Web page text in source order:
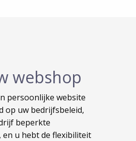
webshop
persoonlijke website
op uw bedrijfsbeleid,
beperkte
en u hebt de flexibiliteit